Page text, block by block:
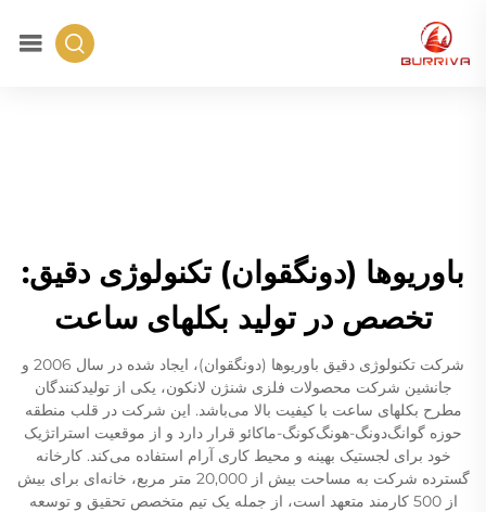
باوریوها (دونگقوان) تکنولوژی دقیق:
تخصص در تولید بکلهای ساعت
شرکت تکنولوژی دقیق باوریوها (دونگقوان)، ایجاد شده در سال 2006 و
جانشین شرکت محصولات فلزی شنژن لانکون، یکی از تولیدکنندگان
مطرح بکلهای ساعت با کیفیت بالا می‌باشد. این شرکت در قلب منطقه
حوزه گوانگ‌دونگ-هونگ‌کونگ-ماکائو قرار دارد و از موقعیت استراتژیک
خود برای لجستیک بهینه و محیط کاری آرام استفاده می‌کند. کارخانه
گسترده شرکت به مساحت بیش از 20,000 متر مربع، خانه‌ای برای بیش
از 500 کارمند متعهد است، از جمله یک تیم متخصص تحقیق و توسعه